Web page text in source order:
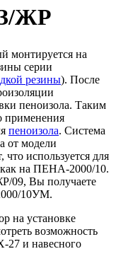
ЖР
монтируется на
серии
резины). После
пеноизола. Таким
применения
пеноизола. Система
от модели
используется для
как на ПЕНА-2000/10.
09, Вы получаете
10УМ.
на установке
возможность
27 и навесного